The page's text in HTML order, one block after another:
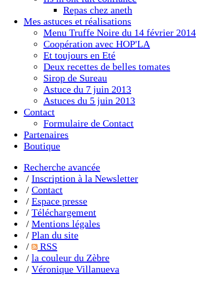
Repas chez aneth
Mes astuces et réalisations
Menu Truffe Noire du 14 février 2014
Coopération avec HOP'LA
Et toujours en Eté
Deux recettes de belles tomates
Sirop de Sureau
Astuce du 7 juin 2013
Astuces du 5 juin 2013
Contact
Formulaire de Contact
Partenaires
Boutique
Recherche avancée
/ Inscription à la Newsletter
/ Contact
/ Espace presse
/ Téléchargement
/ Mentions légales
/ Plan du site
/
RSS
/ la couleur du Zèbre
/ Véronique Villanueva